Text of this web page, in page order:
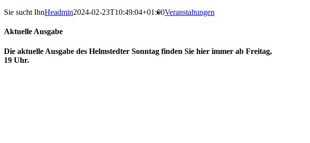
Sie sucht IhnHeadmin2024-02-23T10:49:04+01:00
Aktuelle Ausgabe
Die aktuelle Ausgabe des Helmstedter Sonntag finden Sie hier immer ab Freitag,
19 Uhr.
Veranstaltungen